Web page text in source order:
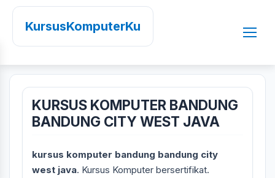
KursusKomputerKu
KURSUS KOMPUTER BANDUNG
BANDUNG CITY WEST JAVA
kursus komputer bandung bandung city
west java. Kursus Komputer bersertifikat.